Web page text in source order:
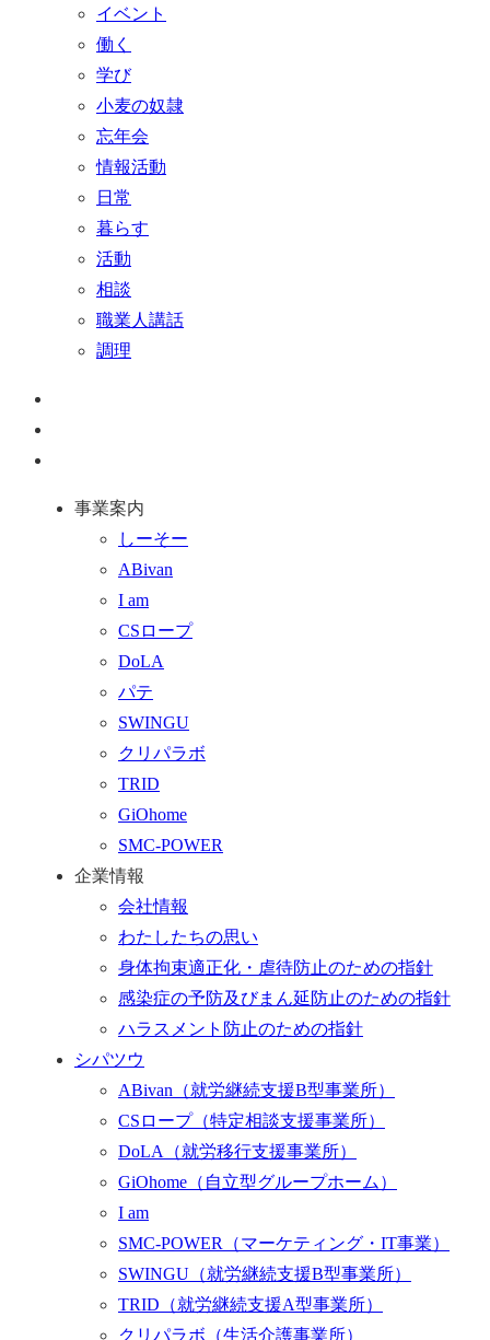
イベント
働く
学び
小麦の奴隷
忘年会
情報活動
日常
暮らす
活動
相談
職業人講話
調理
事業案内
しーそー
ABivan
I am
CSロープ
DoLA
パテ
SWINGU
クリパラボ
TRID
GiOhome
SMC-POWER
企業情報
会社情報
わたしたちの思い
身体拘束適正化・虐待防止のための指針
感染症の予防及びまん延防止のための指針
ハラスメント防止のための指針
シパツウ
ABivan （就労継続支援B型事業所）
CSロープ （特定相談支援事業所）
DoLA （就労移行支援事業所）
GiOhome （自立型グループホーム）
I am
SMC-POWER （マーケティング・IT事業）
SWINGU （就労継続支援B型事業所）
TRID （就労継続支援A型事業所）
クリパラボ （生活介護事業所）